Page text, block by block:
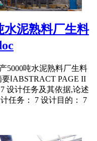
水泥熟料厂生料
5000吨水泥熟料厂生料
ⅠABSTRACT PAGE II
设计任务及其依据,论述
任务： 7 设计目的： 7